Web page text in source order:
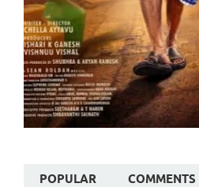
POPULAR COMMENTS